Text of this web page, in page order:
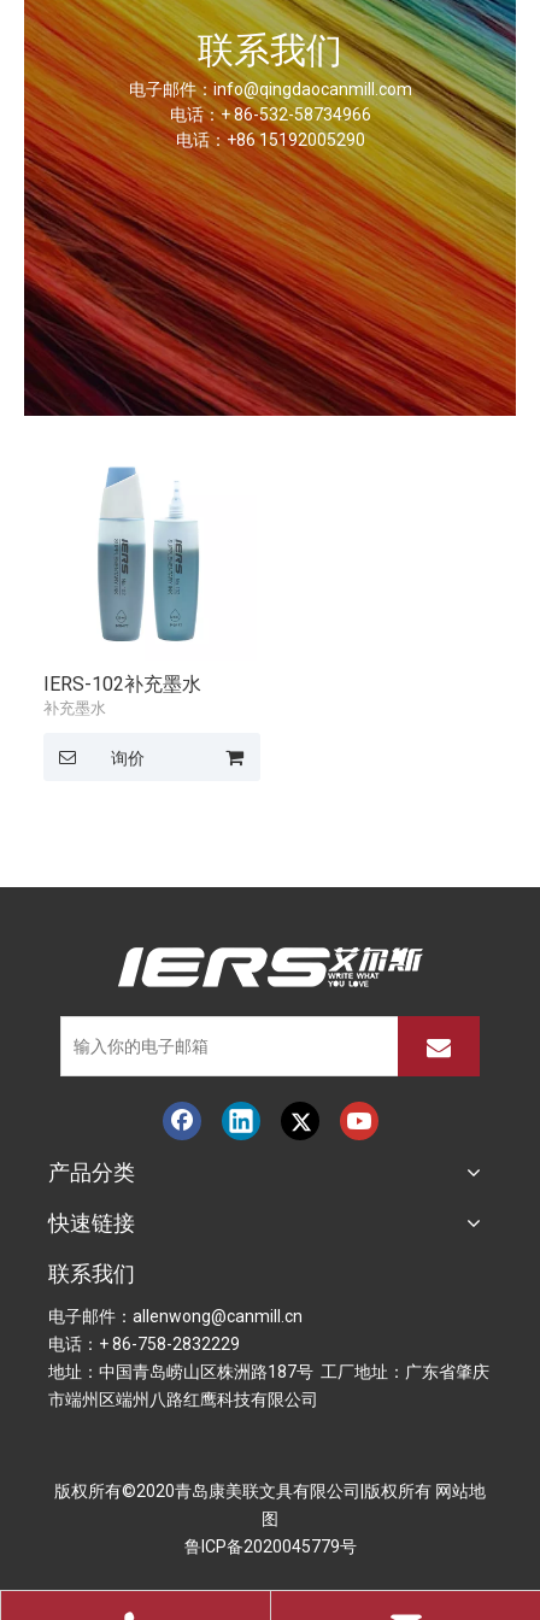
联系我们
电子邮件：info@qingdaocanmill.com
电话：+ 86-532-58734966
电话：+86 15192005290
IERS-102补充墨水
补充墨水
询价
产品分类
快速链接
联系我们
电子邮件：allenwong@canmill.cn
电话：+ 86-758-2832229
地址：中国青岛崂山区株洲路187号 工厂地址：广东省肇庆
市端州区端州八路红鹰科技有限公司
版权所有©2020青岛康美联文具有限公司|版权所有 网站地
图
鲁ICP备2020045779号